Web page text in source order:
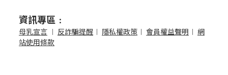
資訊專區﹕
母乳宣言 ︱ 反詐騙提醒 ︱ 隱私權政策 ︱ 會員權益聲明 ︱ 網
站使用條款